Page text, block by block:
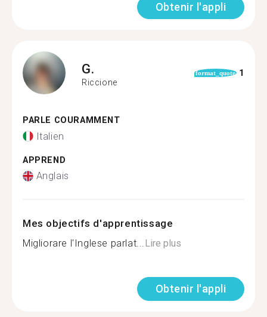
Obtenir l'appli
G.
Riccione
format_quote 1
PARLE COURAMMENT
Italien
APPREND
Anglais
Mes objectifs d'apprentissage
Migliorare l'Inglese parlat...Lire plus
Obtenir l'appli